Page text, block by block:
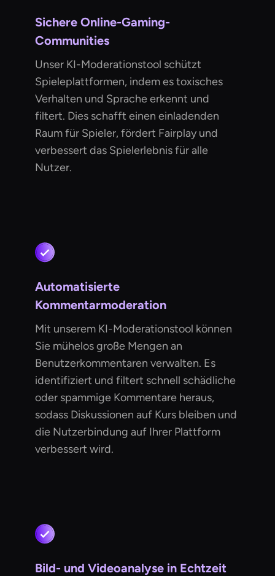
Sichere Online-Gaming-
Communities
Unser KI-Moderationstool schützt
Spieleplattformen, indem es toxisches
Verhalten und Sprache erkennt und
filtert. Dies schafft einen einladenden
Raum für Spieler, fördert Fairplay und
verbessert das Spielerlebnis für alle
Nutzer.
Automatisierte
Kommentarmoderation
Mit unserem KI-Moderationstool können
Sie mühelos große Mengen an
Benutzerkommentaren verwalten. Es
identifiziert und filtert schnell schädliche
oder spammige Kommentare heraus,
sodass Diskussionen auf Kurs bleiben und
die Nutzerbindung auf Ihrer Plattform
verbessert wird.
Bild- und Videoanalyse in Echtzeit